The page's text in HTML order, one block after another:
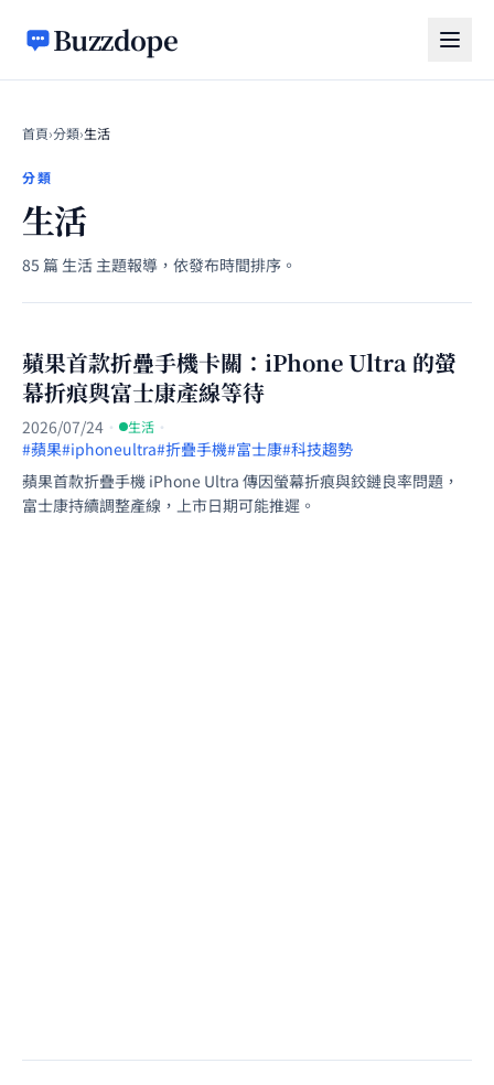
Buzzdope
首頁›分類›生活
分類
生活
85 篇 生活 主題報導，依發布時間排序。
蘋果首款折疊手機卡關：iPhone Ultra 的螢
幕折痕與富士康產線等待
2026/07/24 · 生活 ·
#蘋果#iphoneultra#折疊手機#富士康#科技趨勢
蘋果首款折疊手機 iPhone Ultra 傳因螢幕折痕與鉸鏈良率問題，
富士康持續調整產線，上市日期可能推遲。